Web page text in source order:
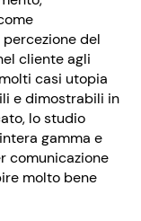
del
cliente agli
casi utopia
e dimostrabili in
lo studio
gamma e
comunicazione
molto bene